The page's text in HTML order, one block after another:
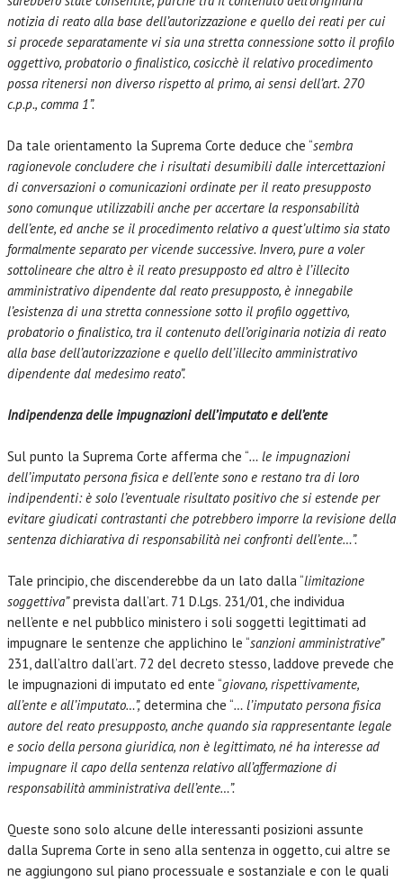
notizia di reato alla base dell’autorizzazione e quello dei reati per cui
si procede separatamente vi sia una stretta connessione sotto il profilo
oggettivo, probatorio o finalistico, cosicchè il relativo procedimento
possa ritenersi non diverso rispetto al primo, ai sensi dell’art. 270
c.p.p., comma 1”.
Da tale orientamento la Suprema Corte deduce che “sembra
ragionevole concludere che i risultati desumibili dalle intercettazioni
di conversazioni o comunicazioni ordinate per il reato presupposto
sono comunque utilizzabili anche per accertare la responsabilità
dell’ente, ed anche se il procedimento relativo a quest’ultimo sia stato
formalmente separato per vicende successive. Invero, pure a voler
sottolineare che altro è il reato presupposto ed altro è l’illecito
amministrativo dipendente dal reato presupposto, è innegabile
l’esistenza di una stretta connessione sotto il profilo oggettivo,
probatorio o finalistico, tra il contenuto dell’originaria notizia di reato
alla base dell’autorizzazione e quello dell’illecito amministrativo
dipendente dal medesimo reato”.
Indipendenza delle impugnazioni dell’imputato e dell’ente
Sul punto la Suprema Corte afferma che “… le impugnazioni
dell’imputato persona fisica e dell’ente sono e restano tra di loro
indipendenti: è solo l’eventuale risultato positivo che si estende per
evitare giudicati contrastanti che potrebbero imporre la revisione della
sentenza dichiarativa di responsabilità nei confronti dell’ente…”.
Tale principio, che discenderebbe da un lato dalla “limitazione
soggettiva”prevista dall’art. 71 D.Lgs. 231/01, che individua
nell’ente e nel pubblico ministero i soli soggetti legittimati ad
impugnare le sentenze che applichino le “sanzioni amministrative”
231, dall’altro dall’art. 72 del decreto stesso, laddove prevede che
le impugnazioni di imputato ed ente “giovano, rispettivamente,
all’ente e all’imputato…”, determina che “… l’imputato persona fisica
autore del reato presupposto, anche quando sia rappresentante legale
e socio della persona giuridica, non è legittimato, né ha interesse ad
impugnare il capo della sentenza relativo all’affermazione di
responsabilità amministrativa dell’ente…”.
Queste sono solo alcune delle interessanti posizioni assunte
dalla Suprema Corte in seno alla sentenza in oggetto, cui altre se
ne aggiungono sul piano processuale e sostanziale e con le quali